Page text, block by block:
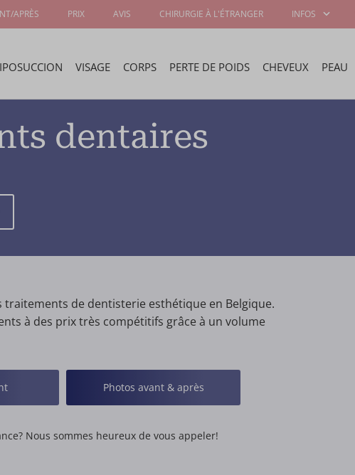
VISAGE CORPS PERTE DE POIDS CHEVEUX PEAU
APRÈS PRIX AVIS CHIRURGIE À L'ÉTRANGER INFOS
dentaires
de dentisterie esthétique en Belgique.
à des prix très compétitifs grâce à un volume
Photos avant & après
Nous sommes heureux de vous appeler!